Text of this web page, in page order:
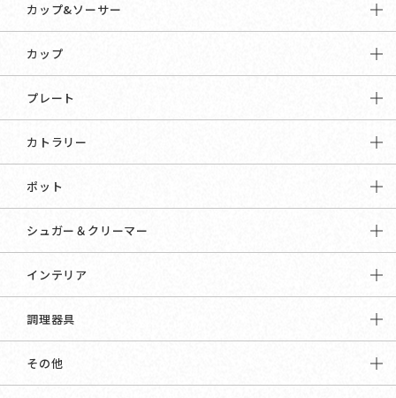
カップ&ソーサー
カップ
プレート
カトラリー
ポット
シュガー＆クリーマー
インテリア
調理器具
その他